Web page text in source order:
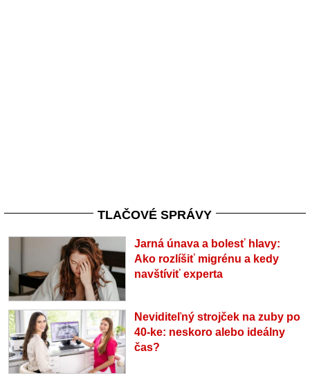
TLAČOVÉ SPRÁVY
Jarná únava a bolesť hlavy:
Ako rozlíšiť migrénu a kedy
navštíviť experta
Neviditeľný strojček na zuby po
40-ke: neskoro alebo ideálny
čas?